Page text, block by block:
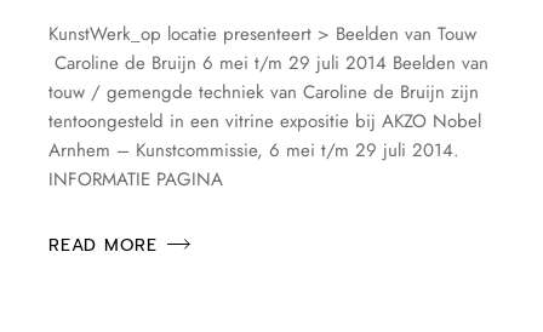
KunstWerk_op locatie presenteert > Beelden van Touw
Caroline de Bruijn 6 mei t/m 29 juli 2014 Beelden van
touw / gemengde techniek van Caroline de Bruijn zijn
tentoongesteld in een vitrine expositie bij AKZO Nobel
Arnhem – Kunstcommissie, 6 mei t/m 29 juli 2014.
INFORMATIE PAGINA
READ MORE